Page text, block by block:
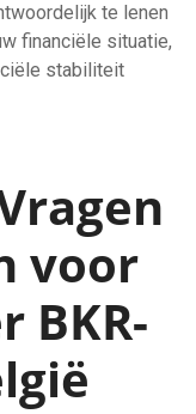
te lenen
financiële situatie,
stabiliteit
voor
BKR-